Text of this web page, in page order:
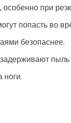
при
попасть во
безопаснее.
пыль
ноги.